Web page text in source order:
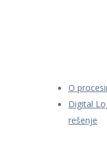
O
Digital
rešenje